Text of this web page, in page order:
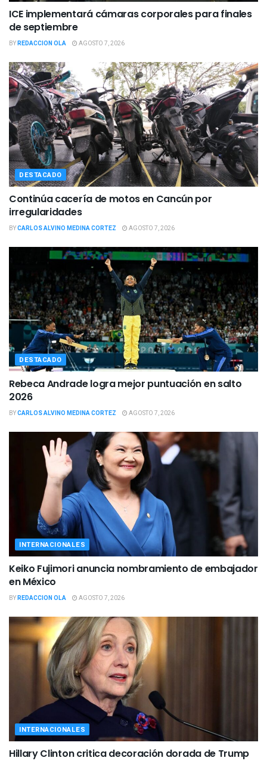
ICE implementará cámaras corporales para finales
de septiembre
BYREDACCION OLA AGOSTO 7, 2026
DESTACADO
Continúa cacería de motos en Cancún por
irregularidades
BYCARLOS ALVINO MEDINA CORTEZ AGOSTO 7, 2026
DESTACADO
Rebeca Andrade logra mejor puntuación en salto
2026
BYCARLOS ALVINO MEDINA CORTEZ AGOSTO 7, 2026
INTERNACIONALES
Keiko Fujimori anuncia nombramiento de embajador
en México
BYREDACCION OLA AGOSTO 7, 2026
INTERNACIONALES
Hillary Clinton critica decoración dorada de Trump